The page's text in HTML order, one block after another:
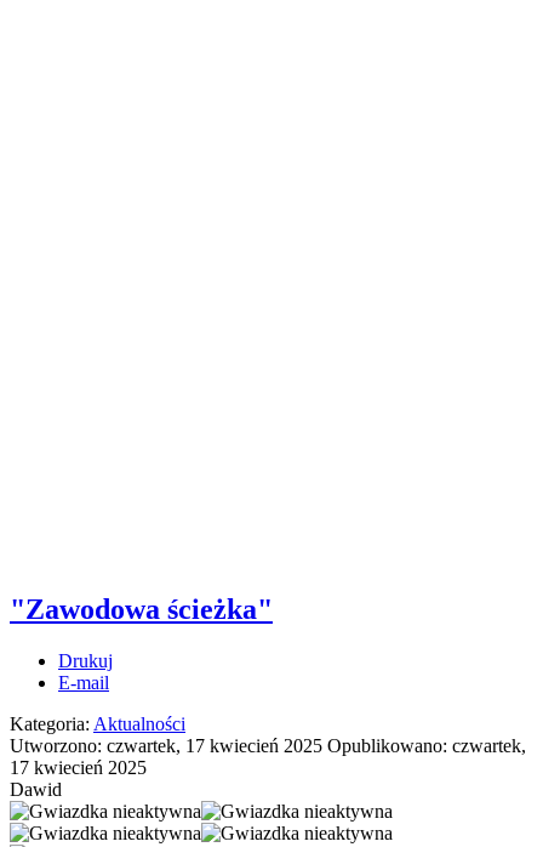
"Zawodowa ścieżka"
Drukuj
E-mail
Kategoria: Aktualności
Utworzono: czwartek, 17 kwiecień 2025 Opublikowano: czwartek,
17 kwiecień 2025
Dawid